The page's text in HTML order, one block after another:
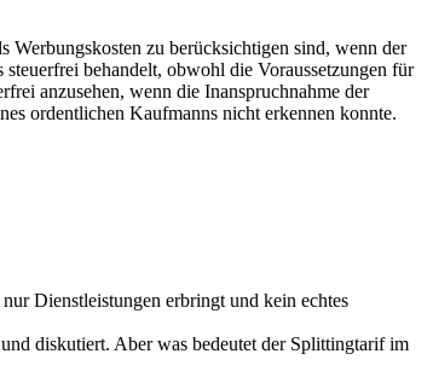
Werbungskosten zu berücksichtigen sind, wenn der
behandelt, obwohl die Voraussetzungen für
anzusehen, wenn die Inanspruchnahme der
ordentlichen Kaufmanns nicht erkennen konnte.
Dienstleistungen erbringt und kein echtes
diskutiert. Aber was bedeutet der Splittingtarif im